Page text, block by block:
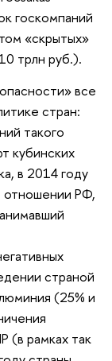
госкомпаний
«скрытых»
трлн руб.).
все
стран:
такого
кубинских
в 2014 году
отношении РФ,
страной
(25% и
(в рамках так